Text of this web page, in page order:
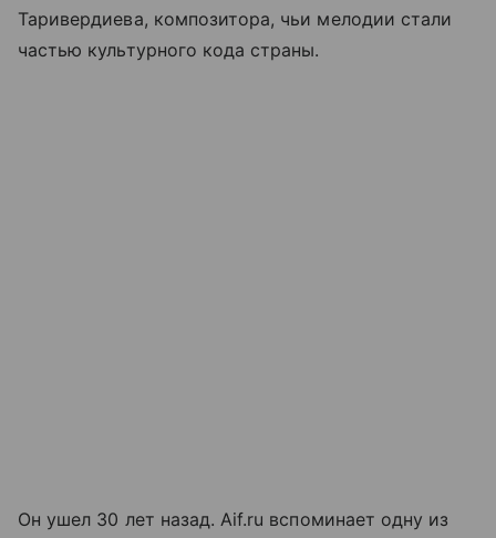
Таривердиева, композитора, чьи мелодии стали
частью культурного кода страны.
Он ушел 30 лет назад. Aif.ru вспоминает одну из